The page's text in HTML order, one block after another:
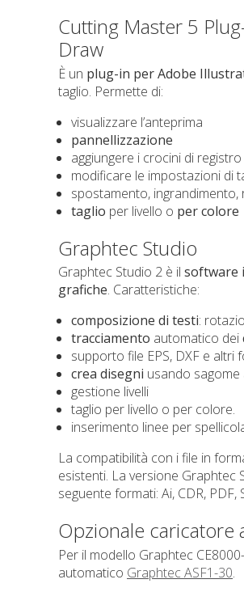
Cutting Master 5
Draw
È un plug-in per Adobe
taglio. Permette di:
visualizzare l’anteprima
pannellizzazione
aggiungere i crocini di
modificare le impostazioni di
spostamento,
taglio per livello o percolore
Graphtec Studio
Graphtec Studio 2 è il software
grafiche. Caratteristiche:
composizione di testi:
tracciamento automatico dei
supporto file EPS, DXF e altri
crea disegni usando sagome
gestione livelli
taglio per livello o per colore.
inserimento linee per
La compatibilità con i file in
esistenti. La versione Graphtec
seguente formati: Ai, CDR, PDF,
Opzionale caricatore
Per il modello Graphtec
automatico Graphtec ASF1-30.